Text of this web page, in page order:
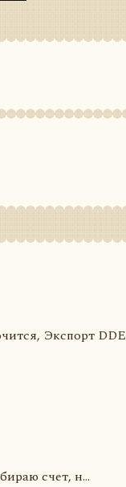
Экспорт DDE
счет, н...